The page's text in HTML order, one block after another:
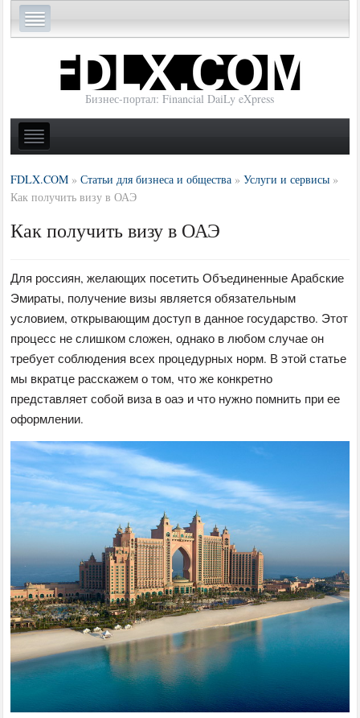
Бизнес-портал: Financial DaiLy eXpress
FDLX.COM »Статьи для бизнеса и общества »Услуги и сервисы »
Как получить визу в ОАЭ
Как получить визу в ОАЭ
Для россиян, желающих посетить Объединенные Арабские
Эмираты, получение визы является обязательным
условием, открывающим доступ в данное государство. Этот
процесс не слишком сложен, однако в любом случае он
требует соблюдения всех процедурных норм. В этой статье
мы вкратце расскажем о том, что же конкретно
представляет собой виза в оаэ и что нужно помнить при ее
оформлении.